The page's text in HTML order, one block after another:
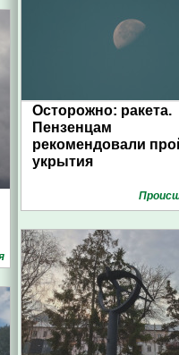
Осторожно: ракета.
Пензенцам
рекомендовали
укрытия